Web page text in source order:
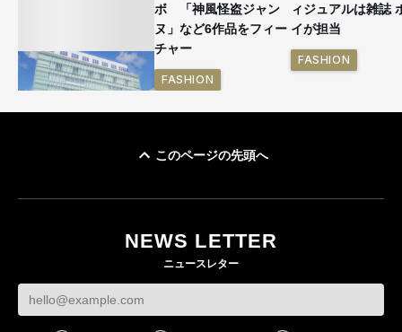
ボ 「神風怪盗ジャン
ヌ」など6作品をフィー
チャー
FASHION
ィジュアルは雑誌
イが担当
FASHION
このページの先頭へ
NEWS LETTER
ニュースレター